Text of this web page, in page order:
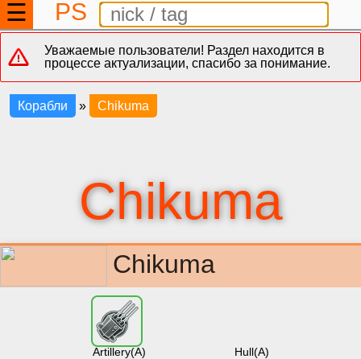
☰ PS
Уважаемые пользователи! Раздел находится в
процессе актуализации, спасибо за понимание.
Корабли » Chikuma
Chikuma
Chikuma
Artillery(A) Hull(A)